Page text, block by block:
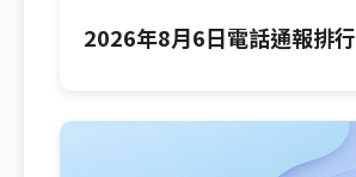
2026年8月6日電話通報排行